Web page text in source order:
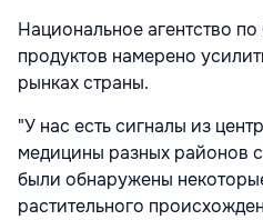
Национальное агентство
продуктов намерено
рынках страны.
"У нас есть сигналы из
медицины разных районов
были обнаружены
растительного